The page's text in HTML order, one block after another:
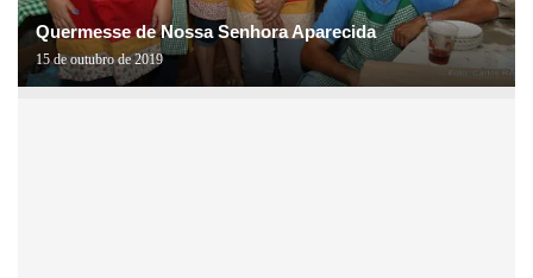
Quermesse de Nossa Senhora Aparecida
15 de outubro de 2019